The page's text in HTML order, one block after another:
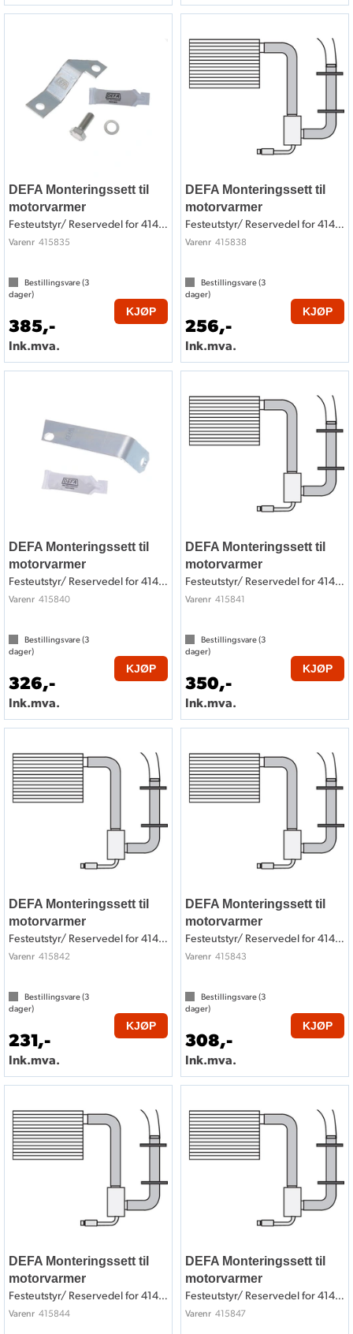
DEFA Monteringssett til
motorvarmer
Festeutstyr/ Reservedel for 414835
Varenr 415835
Bestillingsvare (3
dager)
385,-
Ink.mva.
KJØP
DEFA Monteringssett til
motorvarmer
Festeutstyr/ Reservedel for 414838
Varenr 415838
Bestillingsvare (3
dager)
256,-
Ink.mva.
KJØP
DEFA Monteringssett til
motorvarmer
Festeutstyr/ Reservedel for 414840
Varenr 415840
Bestillingsvare (3
dager)
326,-
Ink.mva.
KJØP
DEFA Monteringssett til
motorvarmer
Festeutstyr/ Reservedel for 414841
Varenr 415841
Bestillingsvare (3
dager)
350,-
Ink.mva.
KJØP
DEFA Monteringssett til
motorvarmer
Festeutstyr/ Reservedel for 414842
Varenr 415842
Bestillingsvare (3
dager)
231,-
Ink.mva.
KJØP
DEFA Monteringssett til
motorvarmer
Festeutstyr/ Reservedel for 414843
Varenr 415843
Bestillingsvare (3
dager)
308,-
Ink.mva.
KJØP
DEFA Monteringssett til
motorvarmer
Festeutstyr/ Reservedel for 414844
Varenr 415844
DEFA Monteringssett til
motorvarmer
Festeutstyr/ Reservedel for 414847
Varenr 415847